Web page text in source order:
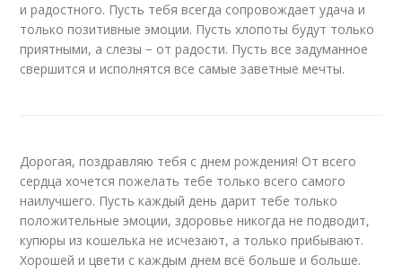
и радостного. Пусть тебя всегда сопровождает удача и
только позитивные эмоции. Пусть хлопоты будут только
приятными, а слезы − от радости. Пусть все задуманное
свершится и исполнятся все самые заветные мечты.
Дорогая, поздравляю тебя с днем рождения! От всего
сердца хочется пожелать тебе только всего самого
наилучшего. Пусть каждый день дарит тебе только
положительные эмоции, здоровье никогда не подводит,
купюры из кошелька не исчезают, а только прибывают.
Хорошей и цвети с каждым днем всё больше и больше.